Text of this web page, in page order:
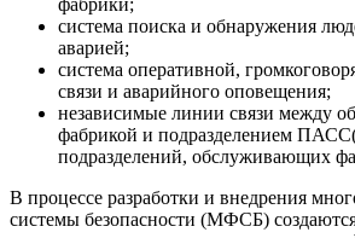
фабрики;
система поиска и обнаружения
аварией;
система оперативной,
связи и аварийного оповещения;
независимые линии связи между
фабрикой и подразделением
подразделений, обслуживающих
В процессе разработки и внедрения
системы безопасности (МФСБ)